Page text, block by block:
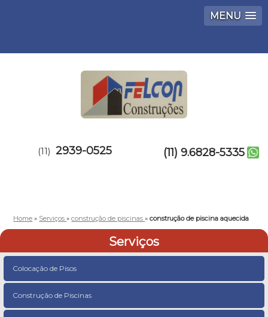
MENU
(11) 2939-0525 (11) 9.6828-5335
Home » Serviços»construção de piscinas»construção de piscina aquecida
Serviços
Colocação de Pisos
Construção de Piscinas